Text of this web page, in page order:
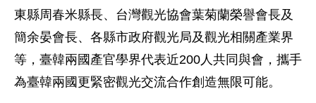
東縣周春米縣長、台灣觀光協會葉菊蘭榮譽會長及
簡余晏會長、各縣市政府觀光局及觀光相關產業界
等，臺韓兩國產官學界代表近200人共同與會，攜手
為臺韓兩國更緊密觀光交流合作創造無限可能。